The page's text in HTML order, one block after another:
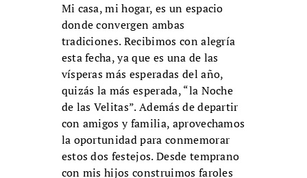
Mi casa, mi hogar, es un espacio
donde convergen ambas
tradiciones. Recibimos con alegría
esta fecha, ya que es una de las
vísperas más esperadas del año,
quizás la más esperada, “la Noche
de las Velitas”. Además de departir
con amigos y familia, aprovechamos
la oportunidad para conmemorar
estos dos festejos. Desde temprano
con mis hijos construimos faroles